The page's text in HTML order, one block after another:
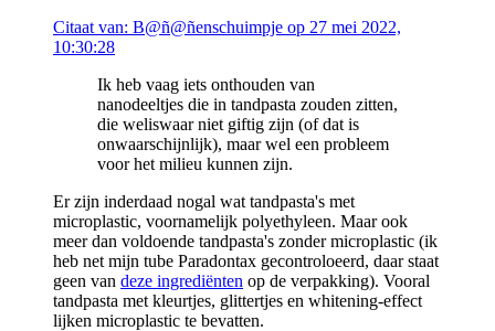
Citaat van: B@ñ@ñenschuimpje op 27 mei 2022,
10:30:28
Ik heb vaag iets onthouden van
nanodeeltjes die in tandpasta zouden zitten,
die weliswaar niet giftig zijn (of dat is
onwaarschijnlijk), maar wel een probleem
voor het milieu kunnen zijn.
Er zijn inderdaad nogal wat tandpasta's met
microplastic, voornamelijk polyethyleen. Maar ook
meer dan voldoende tandpasta's zonder microplastic (ik
heb net mijn tube Paradontax gecontroloeerd, daar staat
geen van deze ingrediënten op de verpakking). Vooral
tandpasta met kleurtjes, glittertjes en whitening-effect
lijken microplastic te bevatten.